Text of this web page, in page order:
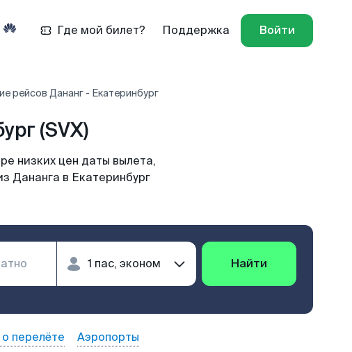
Где мой билет? Поддержка Войти
рейсов Дананг - Екатеринбург
(SVX)
низких цен даты вылета,
Дананга в Екатеринбург
Найти
перелёте Аэропорты